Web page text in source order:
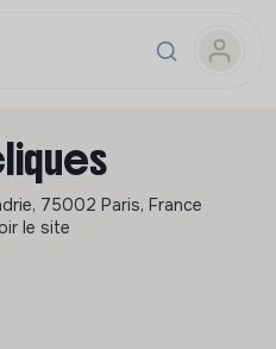
75002 Paris, France
le site